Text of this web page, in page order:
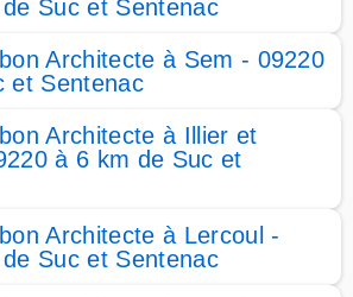
Suc et Sentenac
Architecte à Sem - 09220
et Sentenac
Architecte à Illier et
à 6 km de Suc et
Architecte à Lercoul -
Suc et Sentenac